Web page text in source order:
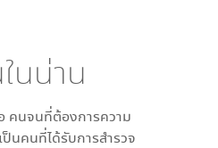
นน่าน
คนจนที่ต้องการความ
ป็นคนที่ได้รับการสำรวจ